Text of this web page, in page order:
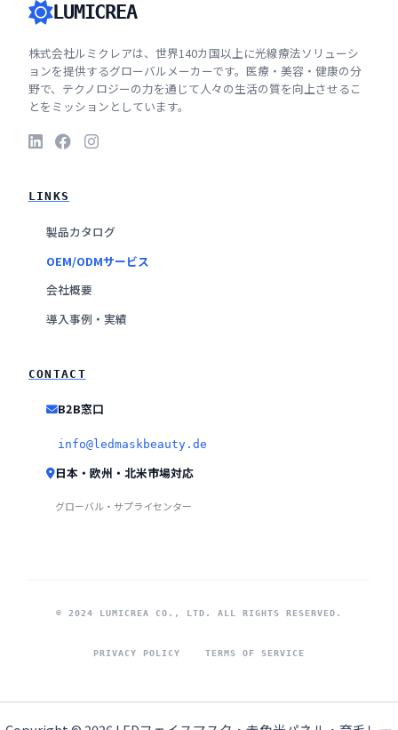
LUMICREA
株式会社ルミクレアは、世界140カ国以上に光線療法ソリューシ
ョンを提供するグローバルメーカーです。医療・美容・健康の分
野で、テクノロジーの力を通じて人々の生活の質を向上させるこ
とをミッションとしています。
LINKS
製品カタログ
OEM/ODMサービス
会社概要
導入事例・実績
CONTACT
B2B窓口
info@ledmaskbeauty.de
日本・欧州・北米市場対応
グローバル・サプライセンター
© 2024 LUMICREA CO., LTD. ALL RIGHTS RESERVED.
PRIVACY POLICY TERMS OF SERVICE